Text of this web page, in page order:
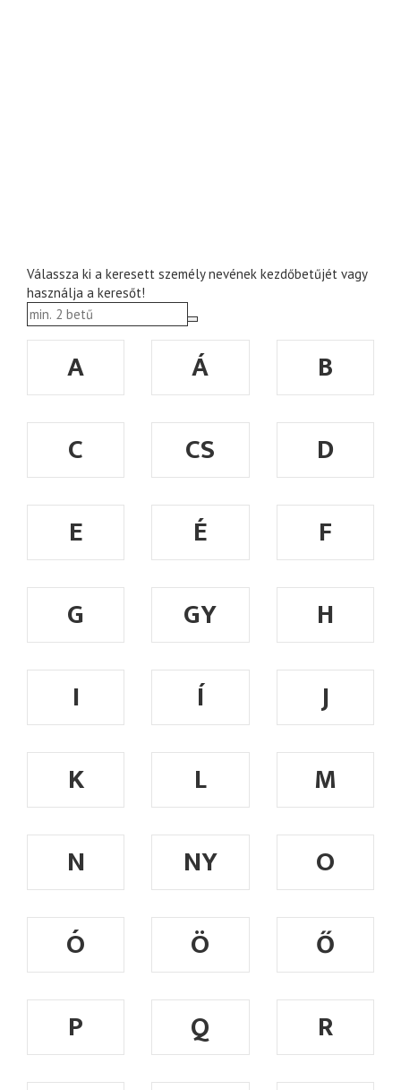
Válassza ki a keresett személy nevének kezdőbetűjét vagy
használja a keresőt!
A Á
B
C
CS
D
E
É
F
G
GY
H
I
Í
J
K
L
M
N
NY
O
Ó
Ö
Ő
P
Q
R